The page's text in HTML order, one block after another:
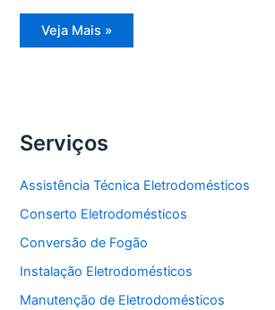
Assistência
Técnica
Veja Mais »
Serviços
Assistência Técnica Eletrodomésticos
Conserto Eletrodomésticos
Conversão de Fogão
Instalação Eletrodomésticos
Manutenção de Eletrodomésticos